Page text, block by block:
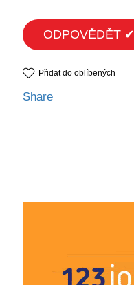
ODPOVĚDĚT ✔
Přidat do oblíbených
Share